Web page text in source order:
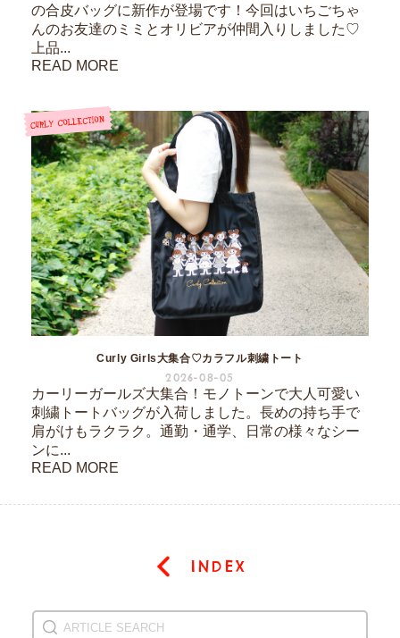
の合皮バッグに新作が登場です！今回はいちごちゃ
んのお友達のミミとオリビアが仲間入りしました♡
上品...
READ MORE
Curly Girls大集合♡カラフル刺繍トート
2026-08-05
カーリーガールズ大集合！モノトーンで大人可愛い
刺繍トートバッグが入荷しました。長めの持ち手で
肩がけもラクラク。通勤・通学、日常の様々なシー
ンに...
READ MORE
INDEX